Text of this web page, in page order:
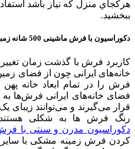
هرکجاي منزل که نیاز باشد
ببخشید.
دکوراسیون با فرش ماشينی 500 شانه زمبنه مشکی
کاربرد فرش با گذشت زمان
خانه‌های ایرانی چون از فضای
فرش را در تمام ابعاد خانه پهن
فضای خانه‌های ایرانی فرش‌ها به
قرار می‌گیرند و می‌توانند زیبای
رنگ فرش ها به شکلی هستند
دکوراسیون مدرن و سنتی با
کردن فرش زمینه مشکی با سایر